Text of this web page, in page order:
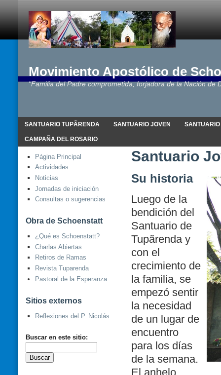
Movimiento Apostólico de
"Familia del Padre comprometida, forjadora de la Nación de
SANTUARIO TUPÃRENDA SANTUARIO JOVEN
CAMPAÑA DEL ROSARIO
Página Principal
Actividades
Noticias
Jornadas de iniciación
Consultas o sugerencias
Obra de Schoenstatt
¿Qué es Schoenstatt?
Charlas Abiertas
Retiros de Ramas
Revista Tuparenda
Pastoral de la Esperanza
Sitios externos
Reflexiones del P. Nicolás
Buscar en este sitio:
Santuario
Su historia
Luego de la
bendición del
Santuario de
Tupãrenda y
con el
crecimiento de
la familia, se
empezó sentir
la necesidad
de un lugar de
encuentro
para los días
de la semana.
El anhelo